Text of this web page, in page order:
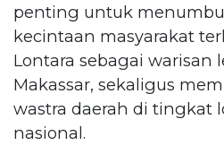
penting untuk
kecintaan masyarakat
Lontara sebagai warisan
Makassar, sekaligus
wastra daerah di tingkat
nasional.